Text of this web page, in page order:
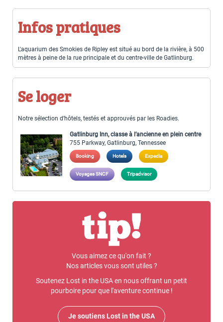
Infos pratiques
L'aquarium des Smokies de Ripley est situé au bord de la rivière, à 500
mètres à peine de la rue principale et du centre-ville de Gatlinburg.
Se loger
Notre sélection d’hôtels, testés et approuvés par les Roadies.
Gatlinburg Inn, classe à l’ancienne en plein centre
755 Parkway, Gatlinburg, Tennessee
Booking Hotels Expedia
Voyages SNCF Tripadvisor
Vous aimez ce qu'on fait ?
Nos articles vous sont utiles ?
Soutenez Lost in the USA en nous offrant un petit
pourboire pour que l'aventure continue !
Je soutiens Lost in the USA